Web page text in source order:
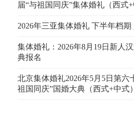
届“与祖国同庆”集体婚礼（西式
2026年三亚集体婚礼 下半年档期
集体婚礼：2026年8月19日新人
典报名
北京集体婚礼2026年5月5日第六
祖国同庆”国婚大典（西式+中式）